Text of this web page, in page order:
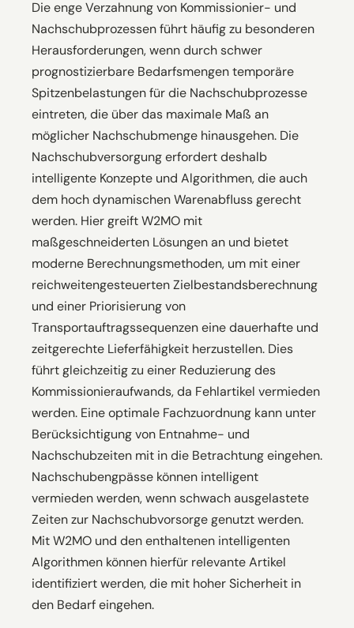
Die enge Verzahnung von Kommissionier- und
Nachschubprozessen führt häufig zu besonderen
Herausforderungen, wenn durch schwer
prognostizierbare Bedarfsmengen temporäre
Spitzenbelastungen für die Nachschubprozesse
eintreten, die über das maximale Maß an
möglicher Nachschubmenge hinausgehen. Die
Nachschubversorgung erfordert deshalb
intelligente Konzepte und Algorithmen, die auch
dem hoch dynamischen Warenabfluss gerecht
werden. Hier greift W2MO mit
maßgeschneiderten Lösungen an und bietet
moderne Berechnungsmethoden, um mit einer
reichweitengesteuerten Zielbestandsberechnung
und einer Priorisierung von
Transportauftragssequenzen eine dauerhafte und
zeitgerechte Lieferfähigkeit herzustellen. Dies
führt gleichzeitig zu einer Reduzierung des
Kommissionieraufwands, da Fehlartikel vermieden
werden. Eine optimale Fachzuordnung kann unter
Berücksichtigung von Entnahme- und
Nachschubzeiten mit in die Betrachtung eingehen.
Nachschubengpässe können intelligent
vermieden werden, wenn schwach ausgelastete
Zeiten zur Nachschubvorsorge genutzt werden.
Mit W2MO und den enthaltenen intelligenten
Algorithmen können hierfür relevante Artikel
identifiziert werden, die mit hoher Sicherheit in
den Bedarf eingehen.